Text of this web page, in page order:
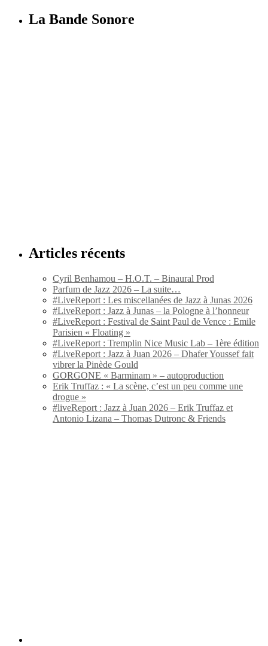
La Bande Sonore
Articles récents
Cyril Benhamou – H.O.T. – Binaural Prod
Parfum de Jazz 2026 – La suite…
#LiveReport : Les miscellanées de Jazz à Junas 2026
#LiveReport : Jazz à Junas – la Pologne à l’honneur
#LiveReport : Festival de Saint Paul de Vence : Emile
Parisien « Floating »
#LiveReport : Tremplin Nice Music Lab – 1ère édition
#LiveReport : Jazz à Juan 2026 – Dhafer Youssef fait
vibrer la Pinède Gould
GORGONE « Barminam » – autoproduction
Erik Truffaz : « La scène, c’est un peu comme une
drogue »
#liveReport : Jazz à Juan 2026 – Erik Truffaz et
Antonio Lizana – Thomas Dutronc & Friends